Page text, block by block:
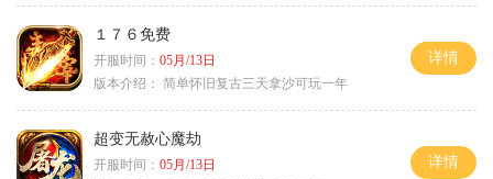
１７６免费
开服时间： 05月/13日
版本介绍： 简单怀旧复古三天拿沙可玩一年
详情
超变无赦心魔劫
开服时间： 05月/13日
详情